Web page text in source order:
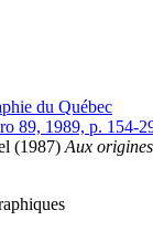
du Québec
89, 1989, p. 154-
(1987) Aux